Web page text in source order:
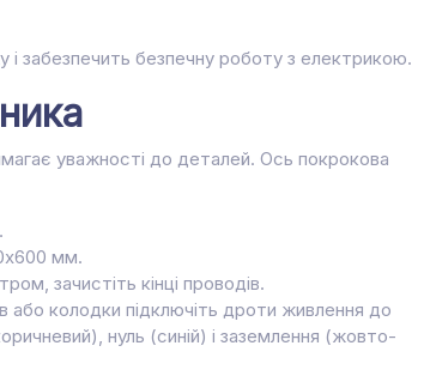
забезпечить безпечну роботу з електрикою.
уважності до деталей. Ось покрокова
мм.
зачистіть кінці проводів.
або колодки підключіть дроти живлення до
нуль (синій) і заземлення (жовто-